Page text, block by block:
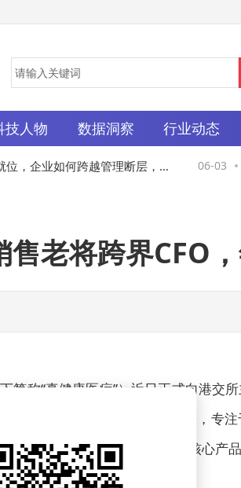
技人物 数据洞察 行业动态
，企业如何跨越管理断层，让A
工？
06-03
老将跨界CFO
简称“真健康医疗”）近日正式向港交
露，该公司自2018年成立以来，专
关细分市场占据份额首位。其核心产
，同期亏损持续扩大。